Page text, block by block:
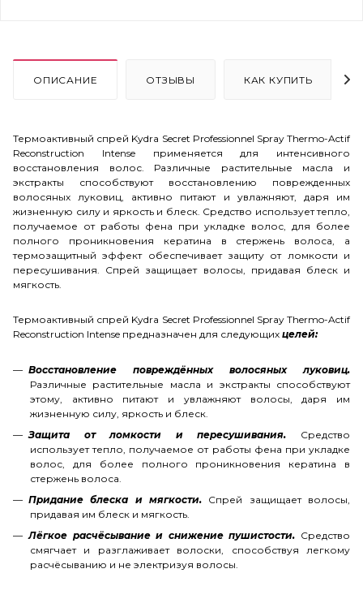
ОПИСАНИЕ ОТЗЫВЫ КАК КУПИТЬ
Термоактивный спрей Kydra Secret Professionnel Spray Thermo-Actif
Reconstruction Intense применяется для интенсивного
восстановления волос. Различные растительные масла и
экстракты способствуют восстановлению поврежденных
волосяных луковиц, активно питают и увлажняют, даря им
жизненную силу и яркость и блеск. Средство использует тепло,
получаемое от работы фена при укладке волос, для более
полного проникновения кератина в стержень волоса, а
термозащитный эффект обеспечивает защиту от ломкости и
пересушивания. Спрей защищает волосы, придавая блеск и
мягкость.
Термоактивный спрей Kydra Secret Professionnel Spray Thermo-Actif
Reconstruction Intense предназначен для следующих целей:
Восстановление повреждённых волосяных луковиц.
Различные растительные масла и экстракты способствуют
этому, активно питают и увлажняют волосы, даря им
жизненную силу, яркость и блеск.
Защита от ломкости и пересушивания. Средство
использует тепло, получаемое от работы фена при укладке
волос, для более полного проникновения кератина в
стержень волоса.
Придание блеска и мягкости. Спрей защищает волосы,
придавая им блеск и мягкость.
Лёгкое расчёсывание и снижение пушистости. Средство
смягчает и разглаживает волоски, способствуя легкому
расчёсыванию и не электризуя волосы.